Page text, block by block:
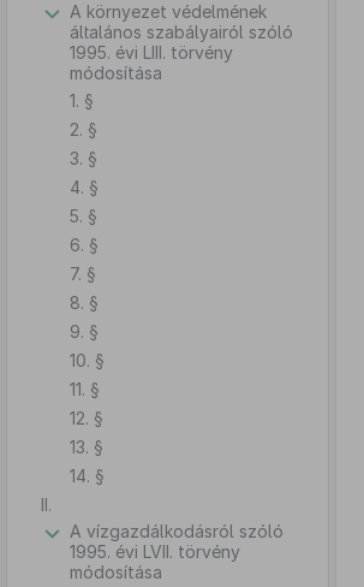
A környezet védelmének
általános szabályairól szóló
1995. évi LIII. törvény
módosítása
1. §
2. §
3. §
4. §
5. §
6. §
7. §
8. §
9. §
10. §
11. §
12. §
13. §
14. §
II.
A vízgazdálkodásról szóló
1995. évi LVII. törvény
módosítása